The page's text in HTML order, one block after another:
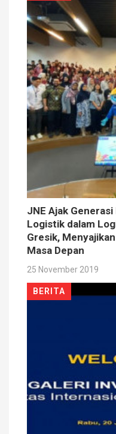
JNE Ajak
Logistik dalam
Gresik,
Masa Depan
25 November 2019
BERITA